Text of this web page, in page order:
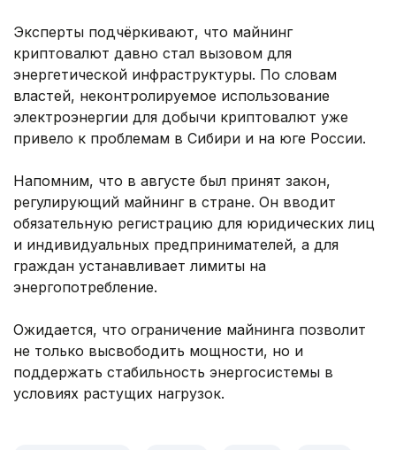
Эксперты подчёркивают, что майнинг
криптовалют давно стал вызовом для
энергетической инфраструктуры. По словам
властей, неконтролируемое использование
электроэнергии для добычи криптовалют уже
привело к проблемам в Сибири и на юге России.
Напомним, что в августе был принят закон,
регулирующий майнинг в стране. Он вводит
обязательную регистрацию для юридических лиц
и индивидуальных предпринимателей, а для
граждан устанавливает лимиты на
энергопотребление.
Ожидается, что ограничение майнинга позволит
не только высвободить мощности, но и
поддержать стабильность энергосистемы в
условиях растущих нагрузок.